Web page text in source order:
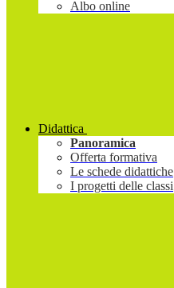
Albo online
Didattica
Panoramica
Offerta formativa
Le schede didattiche
I progetti delle classi